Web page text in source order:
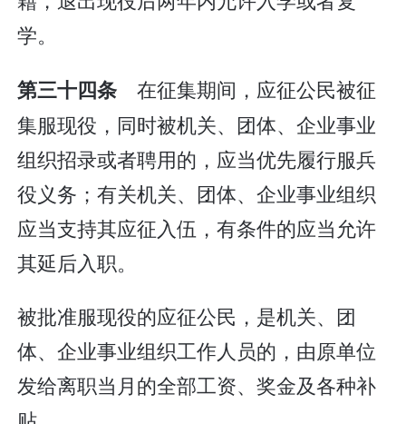
学。
第三十四条 在征集期间，应征公民被征
集服现役，同时被机关、团体、企业事业
组织招录或者聘用的，应当优先履行服兵
役义务；有关机关、团体、企业事业组织
应当支持其应征入伍，有条件的应当允许
其延后入职。
被批准服现役的应征公民，是机关、团
体、企业事业组织工作人员的，由原单位
发给离职当月的全部工资、奖金及各种补